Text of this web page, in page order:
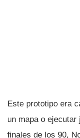
Este prototipo era
un mapa o
finales de los 90,